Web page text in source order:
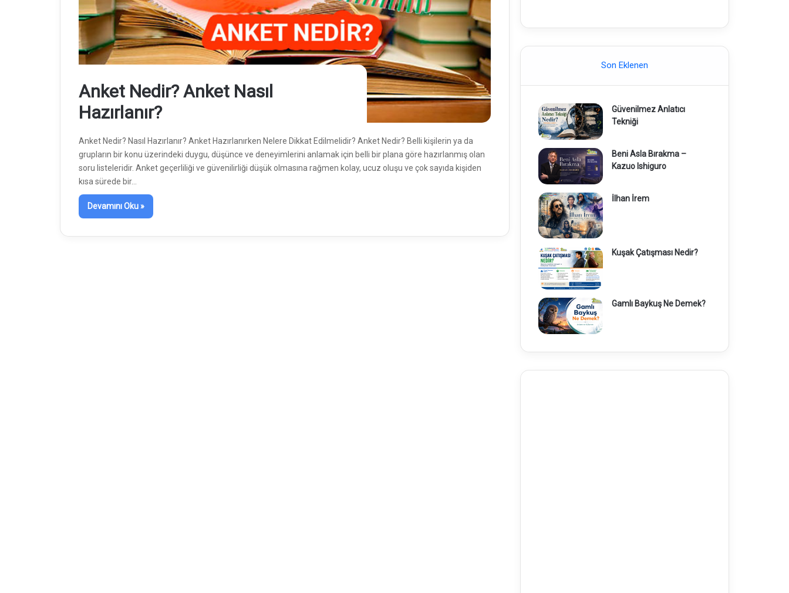
Anket Nedir? Anket Nasıl
Hazırlanır?
Anket Nedir? Nasıl Hazırlanır? Anket Hazırlanırken Nelere Dikkat Edilmelidir? Anket Nedir? Belli kişilerin ya da
grupların bir konu üzerindeki duygu, düşünce ve deneyimlerini anlamak için belli bir plana göre hazırlanmış olan
soru listeleridir. Anket geçerliliği ve güvenilirliği düşük olmasına rağmen kolay, ucuz oluşu ve çok sayıda kişiden
kısa sürede bir…
Devamını Oku »
Son Eklenen
Güvenilmez Anlatıcı
Tekniği
Beni Asla Bırakma –
Kazuo Ishiguro
İlhan İrem
Kuşak Çatışması Nedir?
Gamlı Baykuş Ne Demek?